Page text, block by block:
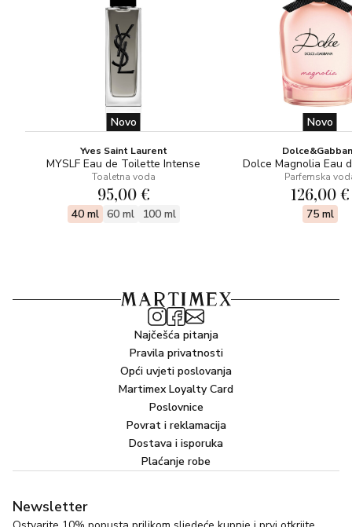
Novo
Yves Saint Laurent
MYSLF Eau de Toilette Intense
Toaletna voda
95,00 €
40 ml 60 ml 100 ml
Novo
Dolce Magnolia Eau
Parfemska
126,00 €
75 ml
Najčešća pitanja
Pravila privatnosti
Opći uvjeti poslovanja
Martimex Loyalty Card
Poslovnice
Povrat i reklamacija
Dostava i isporuka
Plaćanje robe
Newsletter